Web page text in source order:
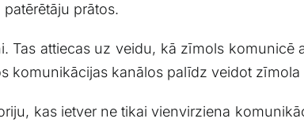
prātos.
Tas attiecas uz veidu, kā zīmols
komunikācijas kanālos⁢ palīdz⁤ veidot
⁢kas⁣ ietver ne ⁤tikai vienvirziena